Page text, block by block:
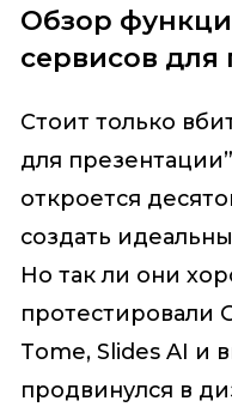
Обзор
сервисов для
Стоит только
для
откроется
создать
Но так ли они
протестировали
Tome, Slides AI и
продвинулся в